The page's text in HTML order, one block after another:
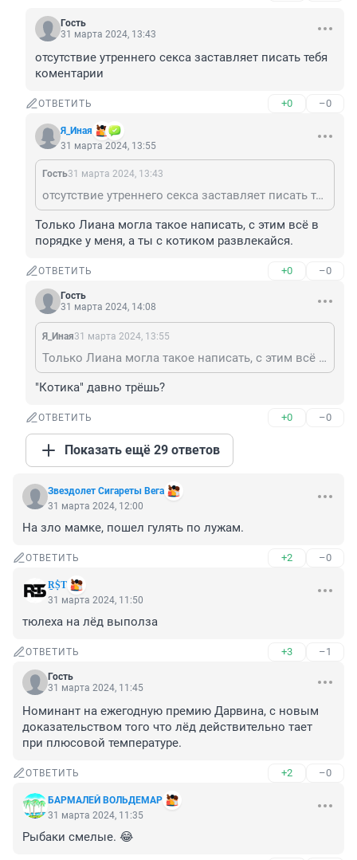
Гость
31 марта 2024, 13:43
отсутствие утреннего секса заставляет писать тебя
коментарии
ОТВЕТИТЬ +0 –0
Я_Иная
31 марта 2024, 13:55
Гость31 марта 2024, 13:43
отсутствие утреннего секса заставляет писать тебя коментарии
Только Лиана могла такое написать, с этим всё в
порядке у меня, а ты с котиком развлекайся.
ОТВЕТИТЬ +0 –0
Гость
31 марта 2024, 14:08
Я_Иная31 марта 2024, 13:55
Только Лиана могла такое написать, с этим всё в порядке у меня, а ты с котиком развлекайся.
"Котика" давно трёшь?
ОТВЕТИТЬ +0 –0
Показать ещё 29 ответов
Звездолет Сигареты Вега
31 марта 2024, 12:00
На зло мамке, пошел гулять по лужам.
ОТВЕТИТЬ +2 –0
ṞṨΤ
31 марта 2024, 11:50
тюлеха на лёд выполза
ОТВЕТИТЬ +3 –1
Гость
31 марта 2024, 11:45
Номинант на ежегодную премию Дарвина, с новым
доказательством того что лёд действительно тает
при плюсовой температуре.
ОТВЕТИТЬ +2 –0
БАРМАЛЕЙ ВОЛЬДЕМАР
31 марта 2024, 11:35
Рыбаки смелые. 😂